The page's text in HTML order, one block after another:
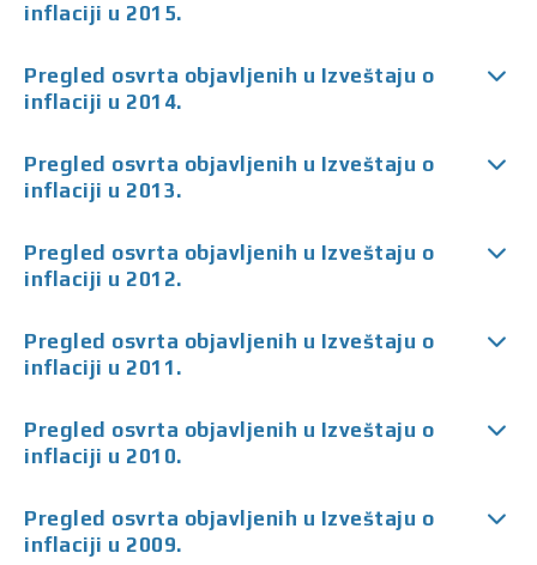
inflaciji u 2015.
Pregled osvrta objavljenih u Izveštaju o
inflaciji u 2014.
Pregled osvrta objavljenih u Izveštaju o
inflaciji u 2013.
Pregled osvrta objavljenih u Izveštaju o
inflaciji u 2012.
Pregled osvrta objavljenih u Izveštaju o
inflaciji u 2011.
Pregled osvrta objavljenih u Izveštaju o
inflaciji u 2010.
Pregled osvrta objavljenih u Izveštaju o
inflaciji u 2009.